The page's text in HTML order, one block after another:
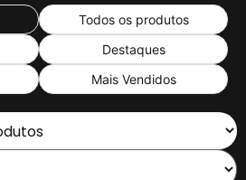
Todos os produtos
Destaques
Mais Vendidos